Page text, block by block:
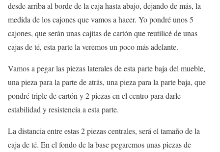
desde arriba al borde de la caja hasta abajo, dejando de más, la
medida de los cajones que vamos a hacer. Yo pondré unos 5
cajones, que serán unas cajitas de cartón que reutilicé de unas
cajas de té, esta parte la veremos un poco más adelante.
Vamos a pegar las piezas laterales de esta parte baja del mueble,
una pieza para la parte de atrás, una pieza para la parte baja, que
pondré triple de cartón y 2 piezas en el centro para darle
estabilidad y resistencia a esta parte.
La distancia entre estas 2 piezas centrales, será el tamaño de la
caja de té. En el fondo de la base pegaremos unas piezas de